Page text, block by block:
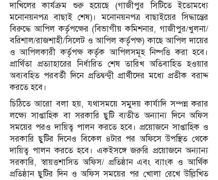
দাখিলের কার্যক্রম শুরু হয়েছে (গাজীপুর সিটিতে ইতোমধ্যে
মনোনয়নপত্র বাছাই শেষ)। মনোনয়নপত্র বাছাইয়ের সিদ্ধান্তের
বিরুদ্ধে আপিল কর্তৃপক্ষের (বিভাগীয় কমিশনার, গাজীপুর/খুলনা/
বরিশাল/রাজশাহী/সিলেট ও আপিল কর্তৃপক্ষ) কাছে আপিল দায়ের
ও আপিলকারী কর্তৃপক্ষ কর্তৃক আপিলসমূহ নিষ্পত্তি করা হবে।
প্রার্থিতা প্রত্যাহারের নির্ধারিত শেষ তারিখ অতিবাহিত হওয়ার
অব্যবহিত পরবর্তী দিনে প্রতিদ্বন্দ্বী প্রার্থীদের মধ্যে প্রতীক বরাদ্দ
করতে হবে।
চিঠিতে আরো বলা হয়, যথাসময়ে সমুদয় কার্যাদি সম্পন্ন করার
লক্ষ্যে সাপ্তাহিক বা সরকারি ছুটি ব্যতীত অন্যান্য দিনে অফিস
সময়ের পরও দায়িত্ব পালন করতে হবে। প্রয়োজনে সাপ্তাহিক ও
সরকারি ছুটির দিনেও বিকেল ৪টার পর অফিসে উপস্থিত থেকে
দায়িত্ব পালন করতে হবে। একইসঙ্গে জরুরি প্রয়োজনে অন্যান্য
সরকারি, স্বায়ত্তশাসিত অফিস/ প্রতিষ্ঠান এবং ব্যাংক ও আর্থিক
প্রতিষ্ঠান ছুটির দিন ও অফিস সময়ের পর খোলা রেখে উল্লিখিত